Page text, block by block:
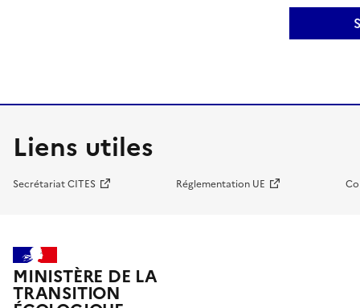
Liens utiles
Secrétariat CITES Réglementation UE
MINISTÈRE DE LA
TRANSITION